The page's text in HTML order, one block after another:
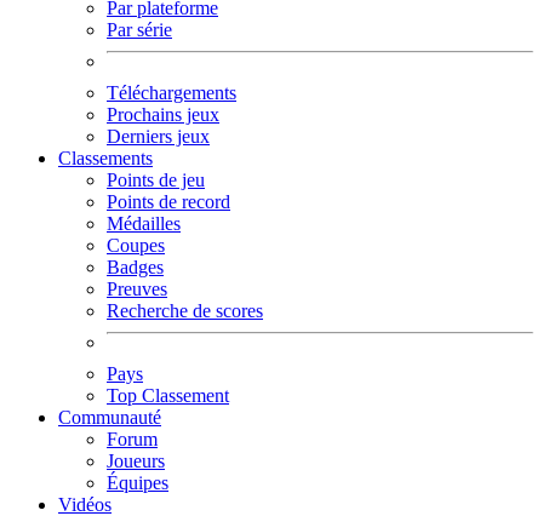
Par plateforme
Par série
Téléchargements
Prochains jeux
Derniers jeux
Classements
Points de jeu
Points de record
Médailles
Coupes
Badges
Preuves
Recherche de scores
Pays
Top Classement
Communauté
Forum
Joueurs
Équipes
Vidéos